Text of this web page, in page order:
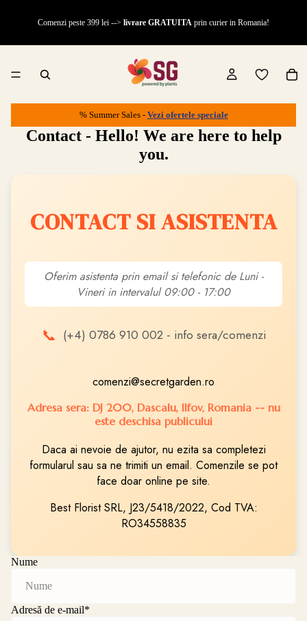
Comenzi peste 399 lei --> livrare GRATUITA prin curier in Romania!
% Summer Sales - Vezi ofertele speciale
Contact - Hello! We are here to help
you.
CONTACT SI ASISTENTA
Oferim asistenta prin email si telefonic de Luni -
Vineri in intervalul 09:00 - 17:00
📞 (+4) 0786 910 002 - info sera/comenzi
comenzi@secretgarden.ro
Adresa sera: DJ 200, Dascalu, Ilfov, Romania -- nu
este deschisa publicului
Daca ai nevoie de ajutor, nu ezita sa completezi
formularul sau sa ne trimiti un email. Comenzile se pot
face doar online pe site.
Best Florist SRL, J23/5418/2022, Cod TVA:
RO34558835
Nume
Adresă de e-mail*